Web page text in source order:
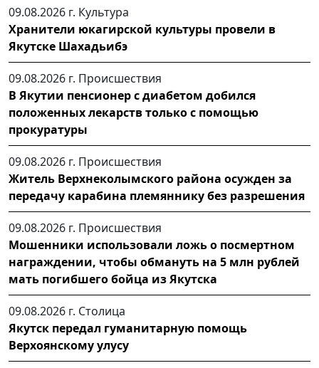
09.08.2026 г. Культура
Хранители юкагирской культуры провели в
Якутске Шахадьибэ
09.08.2026 г. Происшествия
В Якутии пенсионер с диабетом добился
положенных лекарств только с помощью
прокуратуры
09.08.2026 г. Происшествия
Житель Верхнеколымского района осужден за
передачу карабина племяннику без разрешения
09.08.2026 г. Происшествия
Мошенники использовали ложь о посмертном
награждении, чтобы обмануть на 5 млн рублей
мать погибшего бойца из Якутска
09.08.2026 г. Столица
Якутск передал гуманитарную помощь
Верхоянскому улусу